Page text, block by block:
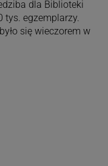
dla Biblioteki
tys. egzemplarzy.
się wieczorem w